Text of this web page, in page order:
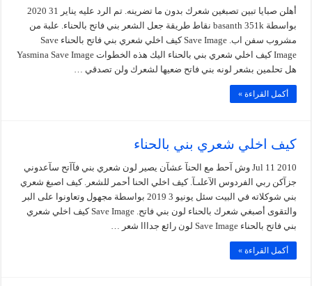
أهلن صبايا تبين تصبغين شعرك بدون ما تضرينه. تم الرد عليه يناير 31 2020
بواسطة basanth 351k نقاط طريقة جعل الشعر بني فاتح بالحناء. علبة من
مشروب سفن اب. Save Image كيف اخلي شعري بني فاتح بالحناء Save
Image كيف اخلي شعري بني بالحناء اليك هذه الخطوات Yasmina Save Image
هل تحلمين بشعر لونه بني فاتح ضعيها لشعرك ولن تصدقي …
أكمل القراءة »
كيف اخلي شعري بني بالحناء
Jul 11 2010 وش آحط مع الحنآ عشآن يصير لون شعري بني فآآتح سآعدوني
جزآكن ربي الفردوس الآعلىـآ. كيف اخلي الحنا أحمر للشعر. كيف اصبغ شعري
بني شوكلاته في البيت سئل يونيو 3 2019 بواسطة مجهول وتعاونوا على البر
والتقوى أصبغي شعرك بالحناء لون بني فاتح. Save Image كيف اخلي شعري
بني فاتح بالحناء Save Image لون رائع جدااا شعر …
أكمل القراءة »